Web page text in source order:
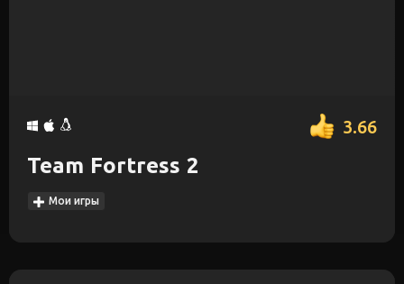
3.66
Team Fortress 2
Мои игры